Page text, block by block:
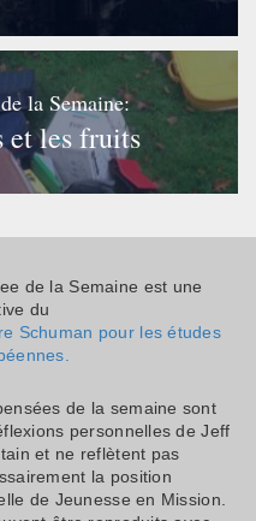
la Semaine:
et les fruits
de la Semaine est une
du
Schuman pour les études
de la semaine sont
personnelles de Jeff
et ne reflètent pas
la position
de Jeunesse en Mission.